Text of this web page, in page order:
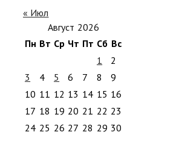
« Июл
Август 2026
Пн Вт Ср Чт Пт Сб Вс
1
2
3
4 5 6 7 8
9
10 11 12 13 14 15 16
17 18 19 20 21 22 23
24 25 26 27 28 29 30